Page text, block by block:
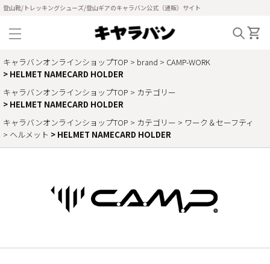
登山靴/トレッキングシューズ/登山ギアのキャラバン公式（通販）サイト
キャラバンオンラインショップTOP brand
CAMP-WORK
HELMET NAMECARD HOLDER
キャラバンオンラインショップTOP
カテゴリー
HELMET NAMECARD HOLDER
キャラバンオンラインショップTOP
カテゴリー
ワーク＆セーフティ
ヘルメット
HELMET NAMECARD HOLDER